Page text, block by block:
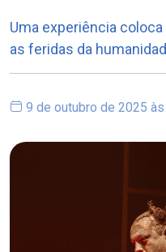
Uma experiência
as feridas da
9 de outubro de 2025